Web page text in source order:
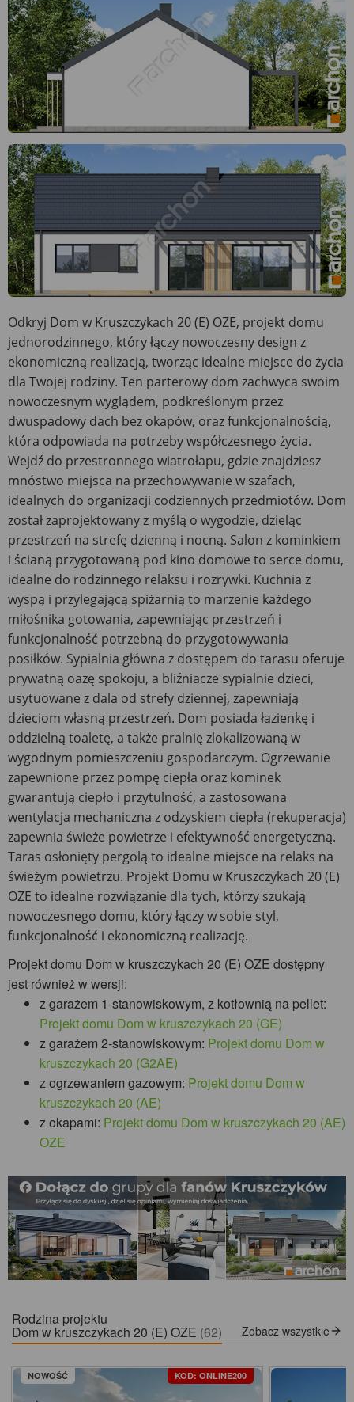
Odkryj Dom w Kruszczykach 20 (E) OZE, projekt domu
jednorodzinnego, który łączy nowoczesny design z
ekonomiczną realizacją, tworząc idealne miejsce do życia
dla Twojej rodziny. Ten parterowy dom zachwyca swoim
nowoczesnym wyglądem, podkreślonym przez
dwuspadowy dach bez okapów, oraz funkcjonalnością,
która odpowiada na potrzeby współczesnego życia.
Wejdź do przestronnego wiatrołapu, gdzie znajdziesz
mnóstwo miejsca na przechowywanie w szafach,
idealnych do organizacji codziennych przedmiotów. Dom
został zaprojektowany z myślą o wygodzie, dzieląc
przestrzeń na strefę dzienną i nocną. Salon z kominkiem
i ścianą przygotowaną pod kino domowe to serce domu,
idealne do rodzinnego relaksu i rozrywki. Kuchnia z
wyspą i przylegającą spiżarnią to marzenie każdego
miłośnika gotowania, zapewniając przestrzeń i
funkcjonalność potrzebną do przygotowywania
posiłków. Sypialnia główna z dostępem do tarasu oferuje
prywatną oazę spokoju, a bliźniacze sypialnie dzieci,
usytuowane z dala od strefy dziennej, zapewniają
dzieciom własną przestrzeń. Dom posiada łazienkę i
oddzielną toaletę, a także pralnię zlokalizowaną w
wygodnym pomieszczeniu gospodarczym. Ogrzewanie
zapewnione przez pompę ciepła oraz kominek
gwarantują ciepło i przytulność, a zastosowana
wentylacja mechaniczna z odzyskiem ciepła (rekuperacja)
zapewnia świeże powietrze i efektywność energetyczną.
Taras osłonięty pergolą to idealne miejsce na relaks na
świeżym powietrzu. Projekt Domu w Kruszczykach 20 (E)
OZE to idealne rozwiązanie dla tych, którzy szukają
nowoczesnego domu, który łączy w sobie styl,
funkcjonalność i ekonomiczną realizację.
Projekt domu Dom w kruszczykach 20 (E) OZE dostępny
jest również w wersji:
z garażem 1-stanowiskowym, z kotłownią na pellet:
Projekt domu Dom w kruszczykach 20 (GE)
z garażem 2-stanowiskowym: Projekt domu Dom w
kruszczykach 20 (G2AE)
z ogrzewaniem gazowym: Projekt domu Dom w
kruszczykach 20 (AE)
z okapami: Projekt domu Dom w kruszczykach 20 (AE)
OZE
Rodzina projektu
Dom w kruszczykach 20 (E) OZE (62) Zobacz wszystkie
NOWOŚĆ KOD: ONLINE200